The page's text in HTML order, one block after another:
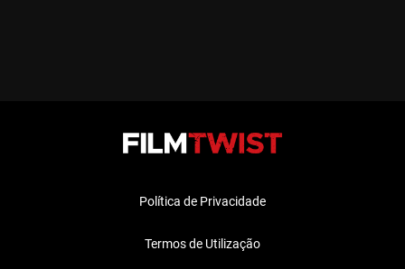
Política de Privacidade
Termos de Utilização